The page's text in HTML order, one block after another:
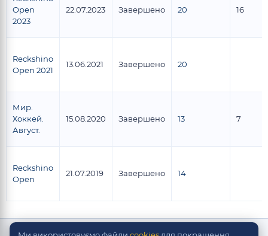
Open
2023
22.07.2023 Завершено 20 16
Reckshino
Open 2021
13.06.2021 Завершено 20
Мир.
Хоккей.
Август.
15.08.2020 Завершено 13 7
Reckshino
Open
21.07.2019 Завершено 14
Copyright © Скорпіон Настольно-хокейні системи